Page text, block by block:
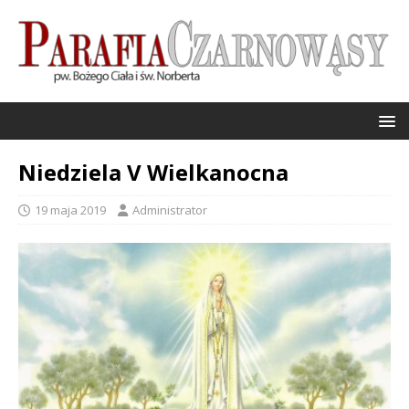
Niedziela V Wielkanocna
19 maja 2019 Administrator